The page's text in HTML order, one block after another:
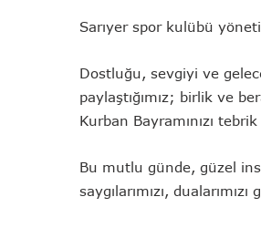
Sarıyer spor kulübü
Dostluğu, sevgiyi ve
paylaştığımız; birlik ve
Kurban Bayramınızı
Bu mutlu günde, güzel
saygılarımızı,